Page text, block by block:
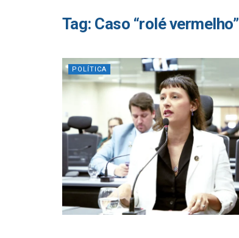
Tag: Caso “rolé vermelho”
POLÍTICA